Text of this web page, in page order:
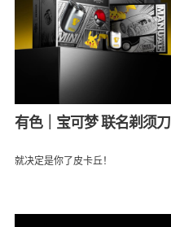
有色｜宝可梦 联名剃须刀
就决定是你了皮卡丘！